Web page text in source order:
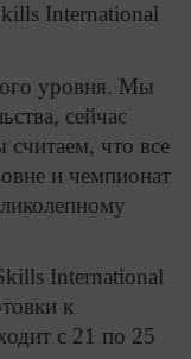
International
уровня. Мы
сейчас
что все
и чемпионат
International
к
с 21 по 25